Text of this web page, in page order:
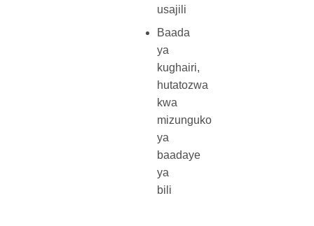
usajili
Baada
ya
kughairi,
hutatozwa
kwa
mizunguko
ya
baadaye
ya
bili